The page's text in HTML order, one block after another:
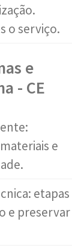
o serviço.
e
- CE
e
etapas
e preservar